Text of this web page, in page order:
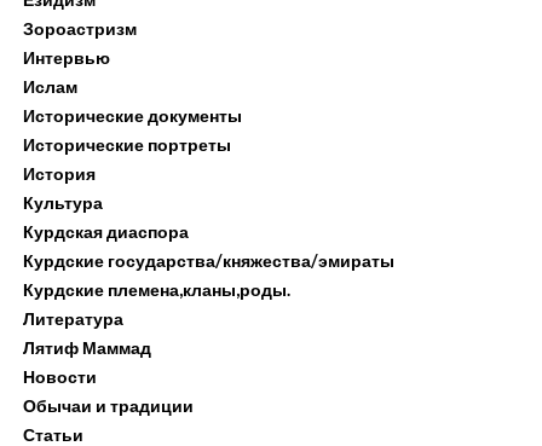
Зороастризм
Интервью
Ислам
Исторические документы
Исторические портреты
История
Культура
Курдская диаспора
Курдские государства/княжества/эмираты
Курдские племена,кланы,роды.
Литература
Лятиф Маммад
Новости
Обычаи и традиции
Статьи